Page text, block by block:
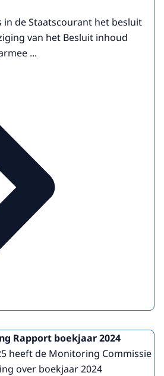
in de Staatscourant het besluit
van het Besluit inhoud
...
Rapport boekjaar 2024
heeft de Monitoring Commissie
over boekjaar 2024